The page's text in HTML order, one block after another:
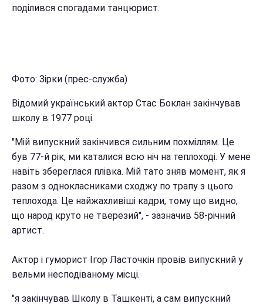
поділився спогадами танцюрист.
Фото: Зірки (прес-служба)
Відомий український актор Стас Боклан закінчував
школу в 1977 році.
"Мій випускний закінчився сильним похміллям. Це
був 77-й рік, ми каталися всю ніч на теплоході. У мене
навіть збереглася плівка. Мій тато зняв момент, як я
разом з однокласниками сходжу по трапу з цього
теплохода. Це найжахливіші кадри, тому що видно,
що народ круто не тверезий", - зазначив 58-річний
артист.
Актор і гуморист Ігор Ласточкін провів випускний у
вельми несподіваному місці.
"я закінчував Школу в Ташкенті, а сам випускний